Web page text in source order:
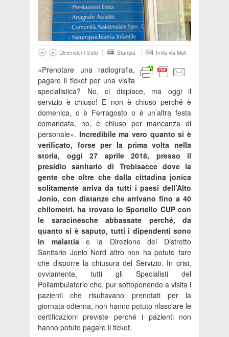
Dimensioni testo Stampa Invia via Mail
«Prenotare una radiografia,
pagare il ticket per una visita
specialistica? No, ci dispiace, ma oggi il
servizio è chiuso! E non è chiuso perché è
domenica, o è Ferragosto o è un’altra festa
comandata, no, è chiuso per mancanza di
personale». Incredibile ma vero quanto si è
verificato, forse per la prima volta nella
storia, oggi 27 aprile 2018, presso il
presidio sanitario di Trebisacce dove la
gente che oltre che dalla cittadina jonica
solitamente arriva da tutti i paesi dell’Alto
Jonio, con distanze che arrivano fino a 40
chilometri, ha trovato lo Sportello CUP con
le saracinesche abbassate perché, da
quanto si è saputo, tutti i dipendenti sono
in malattia e la Direzione del Distretto
Sanitario Jonio Nord altro non ha potuto fare
che disporre la chiusura del Servizio. In crisi,
ovviamente, tutti gli Specialisti del
Poliambulatorio che, pur sottoponendo a visita i
pazienti che risultavano prenotati per la
giornata odierna, non hanno potuto rilasciare le
certificazioni previste perché i pazienti non
hanno potuto pagare il ticket.